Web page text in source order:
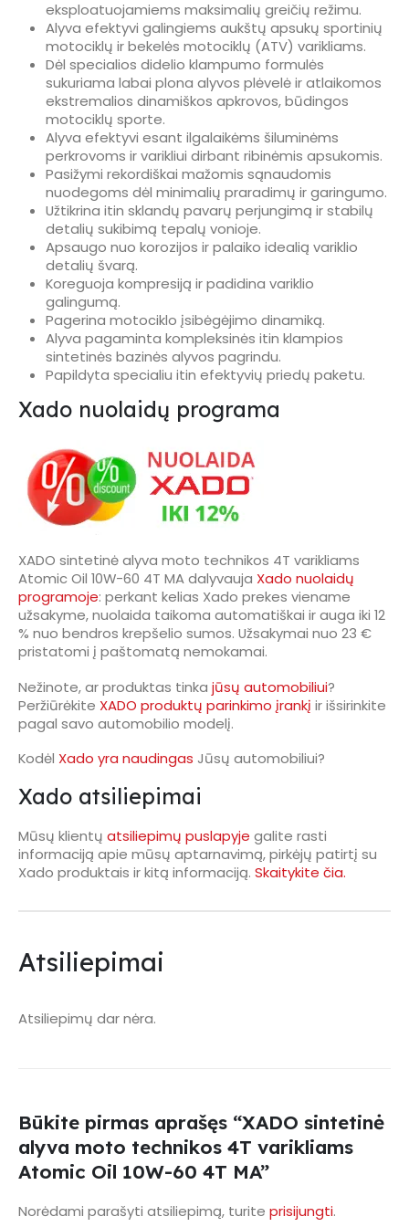
eksploatuojamiems maksimalių greičių režimu.
Alyva efektyvi galingiems aukštų apsukų sportinių
motociklų ir bekelės motociklų (ATV) varikliams.
Dėl specialios didelio klampumo formulės
sukuriama labai plona alyvos plėvelė ir atlaikomos
ekstremalios dinamiškos apkrovos, būdingos
motociklų sporte.
Alyva efektyvi esant ilgalaikėms šiluminėms
perkrovoms ir varikliui dirbant ribinėmis apsukomis.
Pasižymi rekordiškai mažomis sąnaudomis
nuodegoms dėl minimalių praradimų ir garingumo.
Užtikrina itin sklandų pavarų perjungimą ir stabilų
detalių sukibimą tepalų vonioje.
Apsaugo nuo korozijos ir palaiko idealią variklio
detalių švarą.
Koreguoja kompresiją ir padidina variklio
galingumą.
Pagerina motociklo įsibėgėjimo dinamiką.
Alyva pagaminta kompleksinės itin klampios
sintetinės bazinės alyvos pagrindu.
Papildyta specialiu itin efektyvių priedų paketu.
Xado nuolaidų programa
XADO sintetinė alyva moto technikos 4T varikliams
Atomic Oil 10W-60 4T MA dalyvauja Xado nuolaidų
programoje: perkant kelias Xado prekes viename
užsakyme, nuolaida taikoma automatiškai ir auga iki 12
% nuo bendros krepšelio sumos. Užsakymai nuo 23 €
pristatomi į paštomatą nemokamai.
Nežinote, ar produktas tinka jūsų automobiliui?
Peržiūrėkite XADO produktų parinkimo įrankį ir išsirinkite
pagal savo automobilio modelį.
Kodėl Xado yra naudingas Jūsų automobiliui?
Xado atsiliepimai
Mūsų klientų atsiliepimų puslapyje galite rasti
informaciją apie mūsų aptarnavimą, pirkėjų patirtį su
Xado produktais ir kitą informaciją. Skaitykite čia.
Atsiliepimai
Atsiliepimų dar nėra.
Būkite pirmas aprašęs “XADO sintetinė
alyva moto technikos 4T varikliams
Atomic Oil 10W-60 4T MA”
Norėdami parašyti atsiliepimą, turite prisijungti.